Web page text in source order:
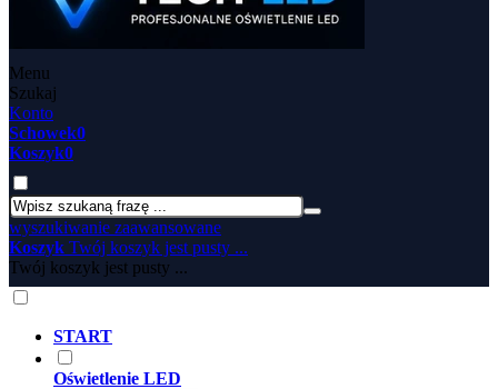
Menu
Szukaj
Konto
Schowek0
Koszyk0
wyszukiwanie zaawansowane
Koszyk Twój koszyk jest pusty ...
Twój koszyk jest pusty ...
START
Oświetlenie LED